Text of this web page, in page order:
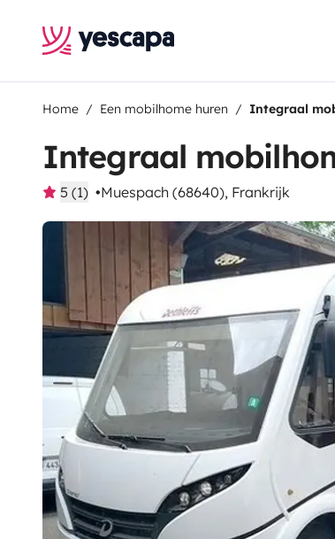
Home Een mobilhome huren Integraal
Integraal
5 (1) Muespach (68640), Frankrijk